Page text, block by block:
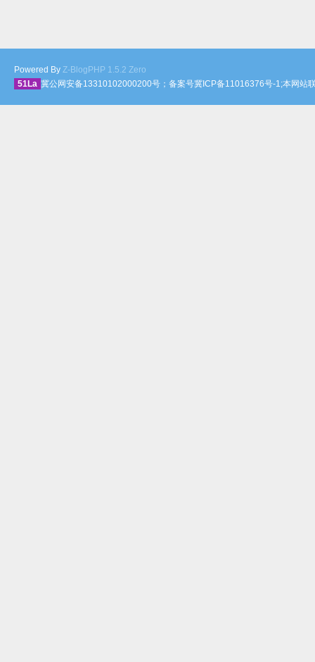
Powered By Z-BlogPHP 1.5.2 Zero
51La 冀公网安备13310102000200号；备案号冀ICP备11016376号-1;本网站